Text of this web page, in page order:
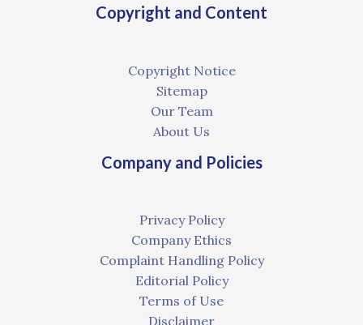
Copyright and Content
Copyright Notice
Sitemap
Our Team
About Us
Company and Policies
Privacy Policy
Company Ethics
Complaint Handling Policy
Editorial Policy
Terms of Use
Disclaimer